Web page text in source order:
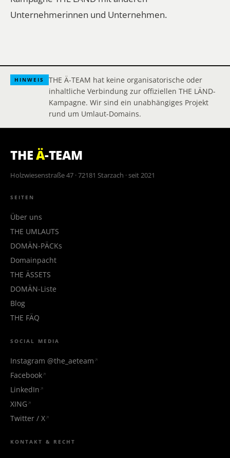
Unternehmerinnen und Unternehmen.
HINWEIS
THE Ä-TEAM hat keine organisatorische oder
inhaltliche Verbindung zur offiziellen THE LÄND-
Kampagne. Wir sind ein unabhängiges Projekt
rund um Umlaut-Domains.
THEÄ-TEAM
Holzwiesenstraße 47 · 72181 Starzach · seit 2021
SEITEN
Über uns
THE UMLAUTS
DOMÄN-PÄCKs
Domainpacht
THE ÄSSETS
DOMÄN-Liste
Blog
THE FÄQ
SOCIAL MEDIA
Instagram @the_aeteam
Facebook
LinkedIn
XING
Twitter / X
KONTAKT & RECHT